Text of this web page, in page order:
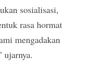
sosialisasi,
rasa hormat
mengadakan
ujarnya.